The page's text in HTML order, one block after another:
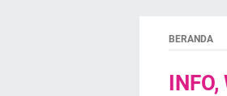
BERANDA
INFO,